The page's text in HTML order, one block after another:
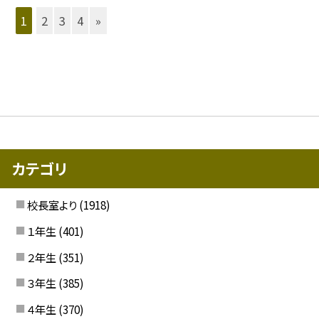
1 2 3 4 »
カテゴリ
校長室より (1918)
１年生 (401)
２年生 (351)
３年生 (385)
４年生 (370)